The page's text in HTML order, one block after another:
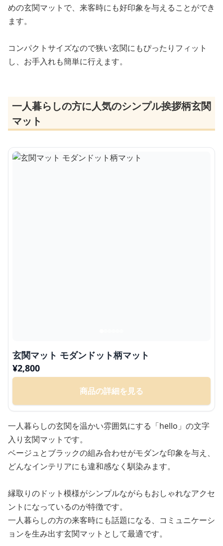
めの玄関マットで、来客時にも好印象を与えることができ
ます。
コンパクトサイズなので狭い玄関にもぴったりフィット
し、お手入れも簡単に行えます。
一人暮らしの方に人気のシンプル挨拶柄玄関
マット
玄関マット モダンドット柄マット
¥2,800
商品の詳細を見る
一人暮らしの玄関を温かい雰囲気にする「hello」の文字
入り玄関マットです。
ベージュとブラックの組み合わせがモダンな印象を与え、
どんなインテリアにも違和感なく馴染みます。
縁取りのドット模様がシンプルながらもおしゃれなアクセ
ントになっているのが特徴です。
一人暮らしの方の来客時にも話題になる、コミュニケーシ
ョンを生み出す玄関マットとして最適です。